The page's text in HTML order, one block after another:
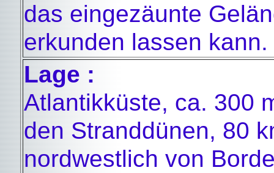
das eingezäunte
erkunden lassen kann.
Lage :
Atlantikküste, ca. 300
den Stranddünen, 80
nordwestlich von